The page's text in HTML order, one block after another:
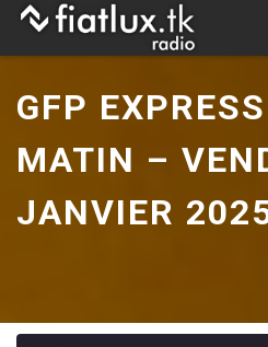
Skip
GFP
MATIN –
JANVIER